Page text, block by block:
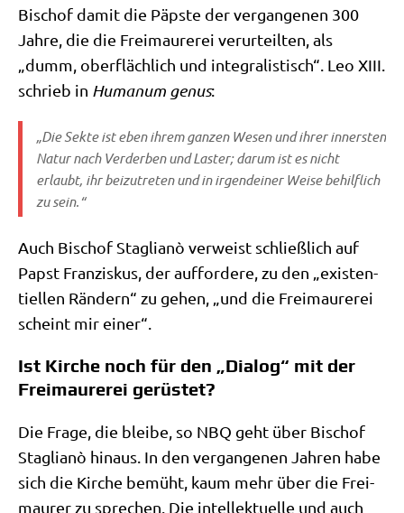
Bischof damit die Päp­ste der ver­gan­ge­nen 300
Jah­re, die die Frei­mau­re­rei ver­ur­teil­ten, als
„dumm, ober­fläch­lich und inte­gra­li­stisch“. Leo XIII.
schrieb in Huma­num genus:
„Die Sek­te ist eben ihrem gan­zen Wesen und ihrer inner­sten
Natur nach Ver­der­ben und Laster; dar­um ist es nicht
erlaubt, ihr bei­zu­tre­ten und in irgend­ei­ner Wei­se behilf­lich
zu sein.“
Auch Bischof Sta­glianò ver­weist schließ­lich auf
Papst Fran­zis­kus, der auf­for­de­re, zu den „exi­sten­
ti­el­len Rän­dern“ zu gehen, „und die Frei­mau­re­rei
scheint mir einer“.
Ist Kirche noch für den „Dialog“ mit der
Freimaurerei gerüstet?
Die Fra­ge, die blei­be, so NBQ geht über Bischof
Sta­glianò hin­aus. In den ver­gan­ge­nen Jah­ren habe
sich die Kir­che bemüht, kaum mehr über die Frei­
mau­rer zu spre­chen. Die intel­lek­tu­el­le und auch